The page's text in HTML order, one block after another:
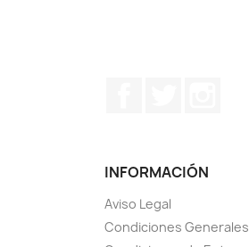
INFORMACIÓN
Aviso Legal
Condiciones Generales